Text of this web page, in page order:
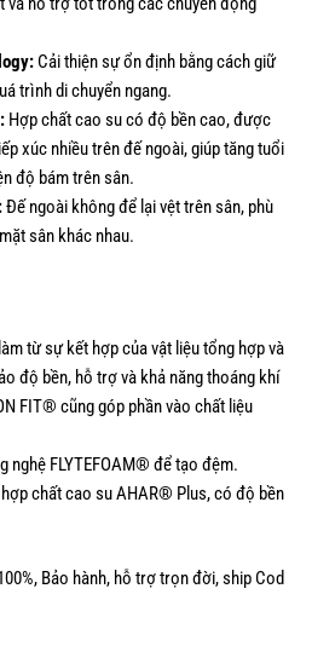
Cải thiện sự ổn định bằng cách giữ
trình di chuyển ngang.
Hợp chất cao su có độ bền cao, được
xúc nhiều trên đế ngoài, giúp tăng tuổi
độ bám trên sân.
Đế ngoài không để lại vệt trên sân, phù
sân khác nhau.
từ sự kết hợp của vật liệu tổng hợp và
độ bền, hỗ trợ và khả năng thoáng khí
FIT® cũng góp phần vào chất liệu
nghệ FLYTEFOAM® để tạo đệm.
chất cao su AHAR® Plus, có độ bền
Bảo hành, hỗ trợ trọn đời, ship Cod